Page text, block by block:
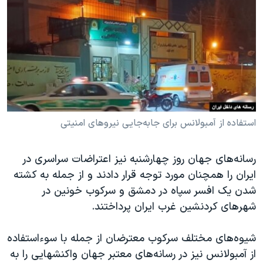
فرهنگ و زندگی
حقوق شهروندی
اقتصادی
علم و فناوری
اسرائیل در جنگ
گالری عکس
انتخابات ریاست جمهوری آمریکا ۲۰۲۴
حمله جمهوری اسلامی به اسرائیل
رمز مهسا
ورزش زنان در ایران
اعتراضات زن، زندگی، آزادی
تریبونال مردمی آبان ۹۸
دادگاه حمید نوری
چهل سال گروگان‌گیری
اعتراضات مردمی آبان ۹۸
زبانهای مختلف
استفاده از آمبولانس برای جابه‌جایی نیروهای امنیتی
رسانه‌های جهان روز چهارشنبه نیز اعتراضات سراسری در
ایران را همچنان مورد توجه قرار دادند و از جمله به کشته
شدن یک افسر سپاه در دمشق و سرکوب خونین در
شهرهای کردنشین غرب ایران پرداختند.
شیوه‌های مختلف سرکوب معترضان از جمله با سوءاستفاده
از آمبولانس نیز در رسانه‌های معتبر جهان واکنشهایی را به